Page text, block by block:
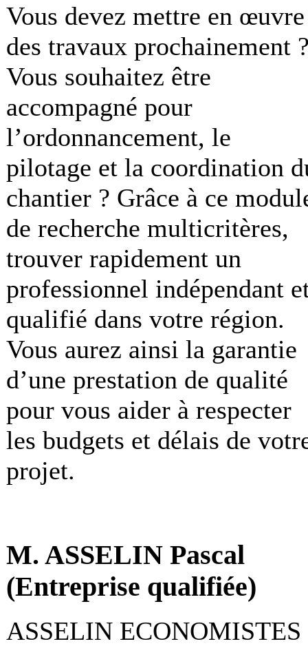
Vous devez mettre en œuvre
des travaux prochainement
Vous souhaitez être
accompagné pour
l’ordonnancement, le
pilotage et la coordination
chantier ? Grâce à ce
de recherche multicritères,
trouver rapidement un
professionnel indépendant
qualifié dans votre région.
Vous aurez ainsi la garantie
d’une prestation de qualité
pour vous aider à respecter
les budgets et délais de
projet.
M. ASSELIN Pascal
(Entreprise qualifiée)
ASSELIN ECONOMISTES